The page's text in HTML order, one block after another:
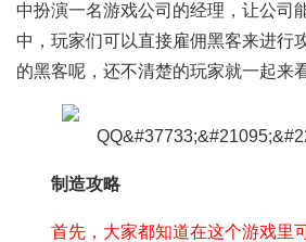
中扮演一名游戏公司的经理，让公司
中，玩家们可以直接雇佣黑客来进行
的黑客呢，还不清楚的玩家就一起来
制造攻略
首先，大家都知道在这个游戏里